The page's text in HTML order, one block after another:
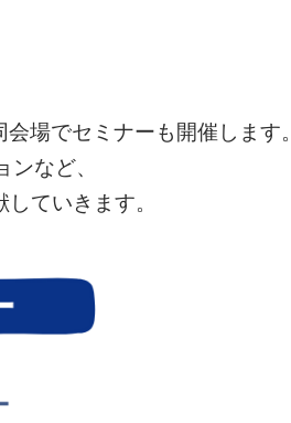
場でセミナーも開催します。
など、
ていきます。